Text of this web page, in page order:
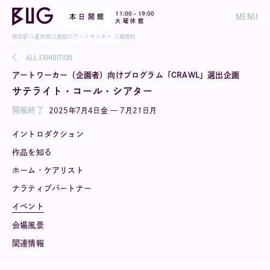
本 日 開 館 11:00 - 19:00
火 曜 休 館
MENU
東京駅八重洲南口直結のアートセンター 入場無料
ALL EXHIBITION
アートワーカー（企画者）向けプログラム「CRAWL」選出企画
サテライト・コール・シアター
開催終了 2025年7 月4 日 金— 7 月 21 日 月
イントロダクション
作品を知る
ホーム・ケアリスト
ナラティブパートナー
イベント
会場風景
関連情報